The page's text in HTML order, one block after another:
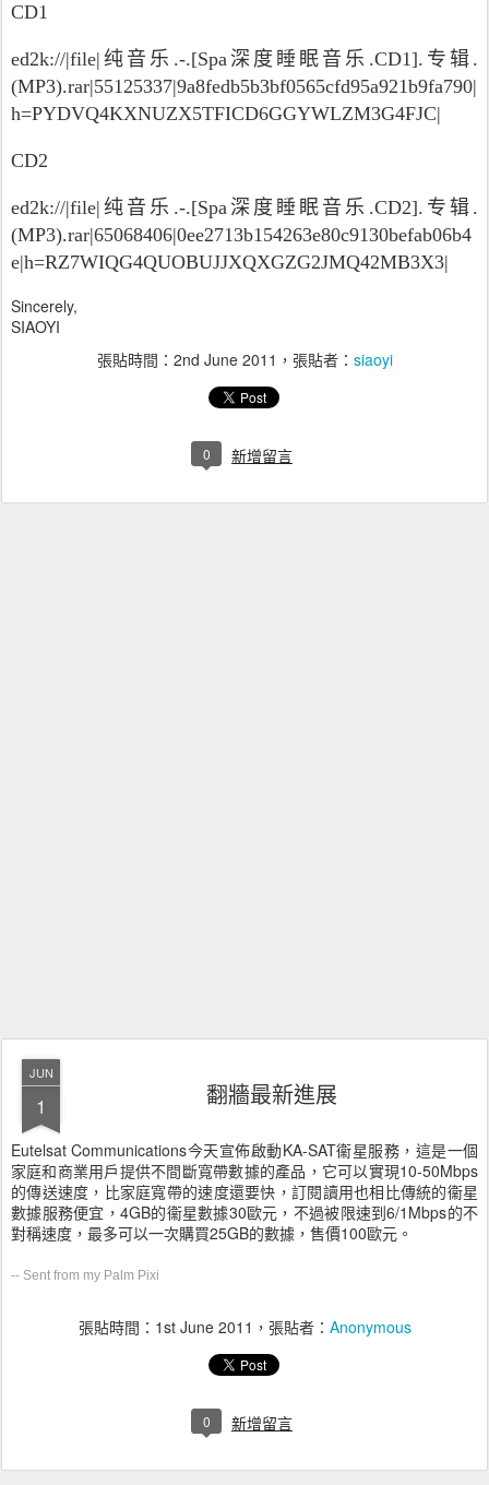
CD1
ed2k://|file|纯音乐.-.[Spa深度睡眠音乐.CD1].专辑.
(MP3).rar|55125337|9a8fedb5b3bf0565cfd95a921b9fa790|
h=PYDVQ4KXNUZX5TFICD6GGYWLZM3G4FJC|
CD2
ed2k://|file|纯音乐.-.[Spa深度睡眠音乐.CD2].专辑.
(MP3).rar|65068406|0ee2713b154263e80c9130befab06b4
e|h=RZ7WIQG4QUOBUJJXQXGZG2JMQ42MB3X3|
Sincerely,
SIAOYI
張貼時間： 2nd June 2011 ，張貼者： siaoyi
0 新增留言
JUN
1 翻牆最新進展
Eutelsat Communications今天宣佈啟動KA-SAT衞星服務，這是一個
家庭和商業用戶提供不間斷寬帶數據的產品，它可以實現10-50Mbps
的傳送速度，比家庭寬帶的速度還要快，訂閱讀用也相比傳統的衞星
數據服務便宜，4GB的衞星數據30歐元，不過被限速到6/1Mbps的不
對稱速度，最多可以一次購買25GB的數據，售價100歐元。
-- Sent from my Palm Pixi
張貼時間： 1st June 2011 ，張貼者： Anonymous
0 新增留言